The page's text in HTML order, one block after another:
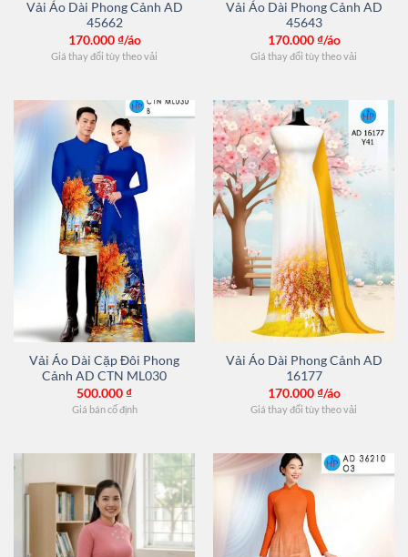
Vải Áo Dài Phong Cảnh AD
45662
170.000₫/áo
Giá thay đổi tùy theo vải
Vải Áo Dài Phong Cảnh AD
45643
170.000₫/áo
Giá thay đổi tùy theo vải
Vải Áo Dài Cặp Đôi Phong
Cảnh AD CTN ML030
500.000₫
Giá bán cố định
Vải Áo Dài Phong Cảnh AD
16177
170.000₫/áo
Giá thay đổi tùy theo vải